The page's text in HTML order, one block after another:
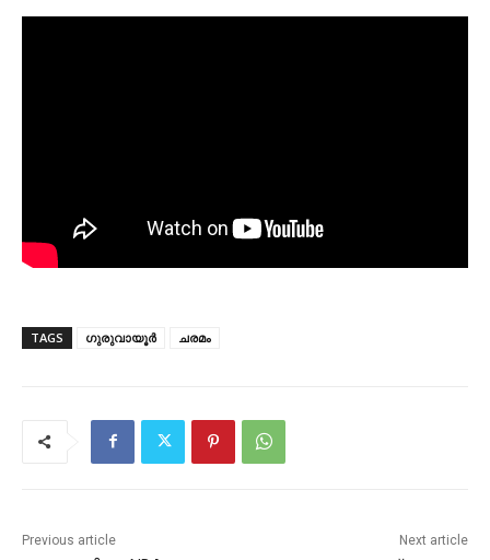
TAGS ഗുരുവായൂർ ചരമം
Previous article Next article